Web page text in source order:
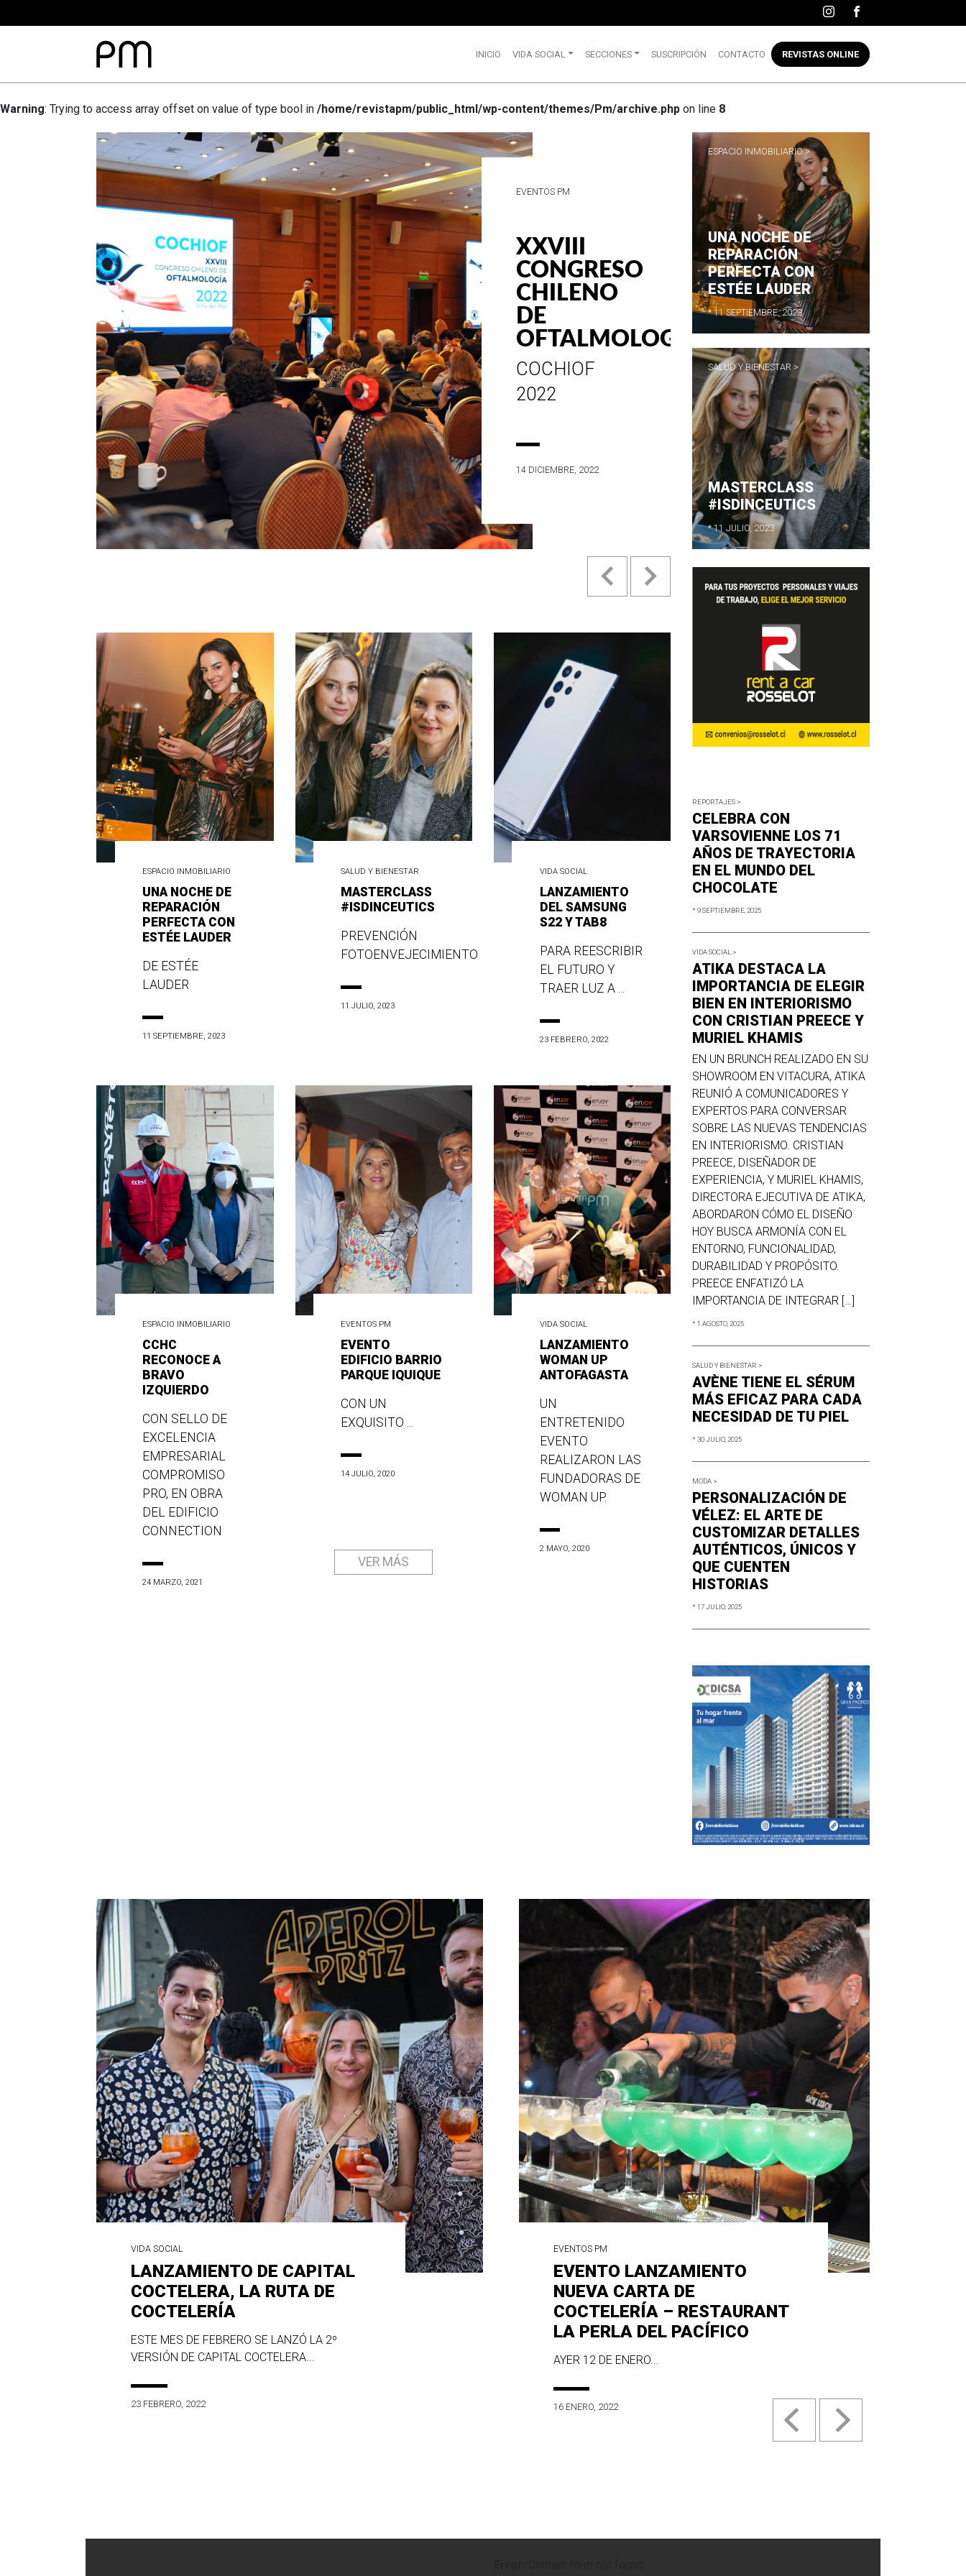
INICIO VIDA SOCIAL SECCIONES SUSCRIPCIÓN CONTACTO REVISTAS ONLINE
Warning: Trying to access array offset on value of type bool in /home/revistapm/public_html/wp-content/themes/Pm/archive.php on line 8
VIDA SOCIAL
WRANGLER
CELEBRA
SUS 75
AÑOS DE
ESTILO E
HISTORIA
EN SU MES DE
Previous Next
ESPACIO INMOBILIARIO
UNA NOCHE DE
REPARACIÓN
PERFECTA CON
ESTÉE LAUDER
DE ESTÉE
LAUDER
11 SEPTIEMBRE, 2023
SALUD Y BIENESTAR
MASTERCLASS
#ISDINCEUTICS
PREVENCIÓN
FOTOENVEJECIMIENTO
11 JULIO, 2023
VIDA SOCIAL
LANZAMIENTO
DEL SAMSUNG
S22 Y TAB8
PARA REESCRIBIR
EL FUTURO Y
TRAER LUZ A ...
23 FEBRERO, 2022
ESPACIO INMOBILIARIO
CCHC
RECONOCE A
BRAVO
IZQUIERDO
CON SELLO DE
EXCELENCIA
EMPRESARIAL
COMPROMISO
PRO, EN OBRA
DEL EDIFICIO
CONNECTION
24 MARZO, 2021
EVENTOS PM
EVENTO
EDIFICIO BARRIO
PARQUE IQUIQUE
CON UN
EXQUISITO ...
14 JULIO, 2020
VIDA SOCIAL
LANZAMIENTO
WOMAN UP
ANTOFAGASTA
UN
ENTRETENIDO
EVENTO
REALIZARON LAS
FUNDADORAS DE
WOMAN UP.
2 MAYO, 2020
VER MÁS
ESPACIO INMOBILIARIO >
UNA NOCHE DE
REPARACIÓN
PERFECTA CON
ESTÉE LAUDER
* 11 SEPTIEMBRE, 2023
SALUD Y BIENESTAR >
MASTERCLASS
#ISDINCEUTICS
* 11 JULIO, 2023
REPORTAJES >
CELEBRA CON
VARSOVIENNE LOS 71
AÑOS DE TRAYECTORIA
EN EL MUNDO DEL
CHOCOLATE
* 9 SEPTIEMBRE, 2025
VIDA SOCIAL >
ATIKA DESTACA LA
IMPORTANCIA DE ELEGIR
BIEN EN INTERIORISMO
CON CRISTIAN PREECE Y
MURIEL KHAMIS
EN UN BRUNCH REALIZADO EN SU
SHOWROOM EN VITACURA, ATIKA
REUNIÓ A COMUNICADORES Y
EXPERTOS PARA CONVERSAR
SOBRE LAS NUEVAS TENDENCIAS
EN INTERIORISMO. CRISTIAN
PREECE, DISEÑADOR DE
EXPERIENCIA, Y MURIEL KHAMIS,
DIRECTORA EJECUTIVA DE ATIKA,
ABORDARON CÓMO EL DISEÑO
HOY BUSCA ARMONÍA CON EL
ENTORNO, FUNCIONALIDAD,
DURABILIDAD Y PROPÓSITO.
PREECE ENFATIZÓ LA
IMPORTANCIA DE INTEGRAR […]
* 1 AGOSTO, 2025
SALUD Y BIENESTAR >
AVÈNE TIENE EL SÉRUM
MÁS EFICAZ PARA CADA
NECESIDAD DE TU PIEL
* 30 JULIO, 2025
MODA >
PERSONALIZACIÓN DE
VÉLEZ: EL ARTE DE
CUSTOMIZAR DETALLES
AUTÉNTICOS, ÚNICOS Y
QUE CUENTEN
HISTORIAS
* 17 JULIO, 2025
VIDA SOCIAL
LANZAMIENTO DE CAPITAL
COCTELERA, LA RUTA DE
COCTELERÍA
ESTE MES DE FEBRERO SE LANZÓ LA 2º
VERSIÓN DE CAPITAL COCTELERA...
23 FEBRERO, 2022
EVENTOS PM
EVENTO LANZAMIENTO
NUEVA CARTA DE
COCTELERÍA – RESTAURANT
LA PERLA DEL PACÍFICO
AYER 12 DE ENERO...
16 ENERO, 2022